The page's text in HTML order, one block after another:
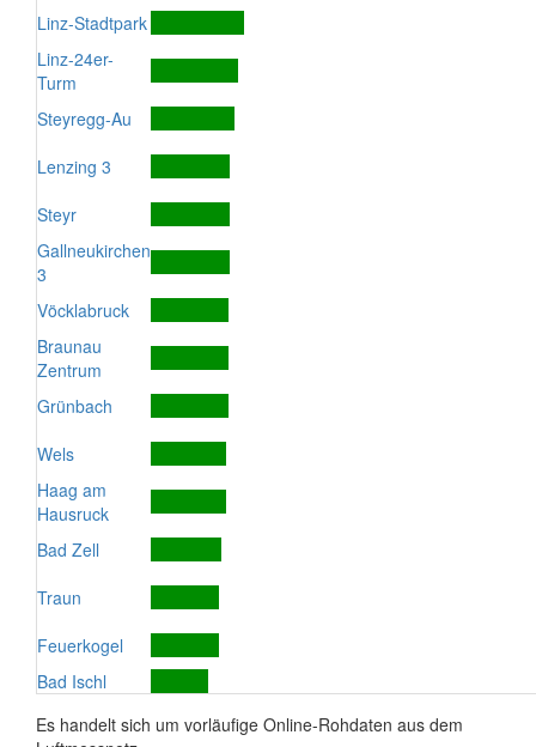
Linz-Stadtpark
Linz-24er-
Turm
Steyregg-Au
Lenzing 3
Steyr
Gallneukirchen
3
Vöcklabruck
Braunau
Zentrum
Grünbach
Wels
Haag am
Hausruck
Bad Zell
Traun
Feuerkogel
Bad Ischl
Es handelt sich um vorläufige Online-Rohdaten aus dem